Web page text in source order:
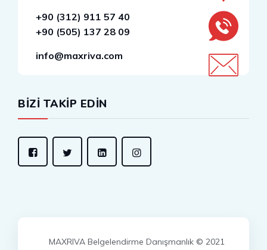
+90 (312) 911 57 40
+90 (505) 137 28 09
info@maxriva.com
BİZİ TAKİP EDİN
MAXRIVA Belgelendirme Danışmanlık © 2021